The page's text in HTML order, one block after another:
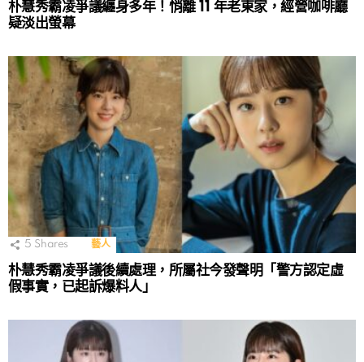
朴慧秀霸凌爭議纏身多年！悄離 11 年老東家，經營咖啡廳
疑淡出螢幕
5 Shares 藝人
朴慧秀霸凌爭議後續處理，所屬社今發聲明「警方認定虛
假事實，已起訴爆料人」